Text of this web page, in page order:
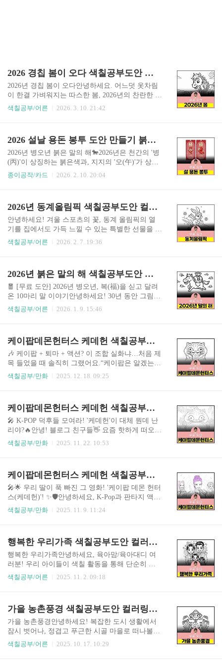
2026 경칩 봄이 오다 색칠공부도안 컬러링북 색칠하기 색칠공부 유아 어르신 노인 시니어 인지프로그램 치매예방 활동지 무
2026년 경칩 봄이 오다안녕하세요. 어느덧 옷차림
이 한결 가벼워지는 따스한 봄, 2026년의 찬란한 봄
이 찾아왔습니다.🌱 올해 2026년은 열정과 에너지
있고 따뜻한 색칠 도안을 준비해 보았습니다. 🖍️
차가운 땅을 뚫고 꼬물꼬물 기어 나오는 작은 벌레
들과 개굴개굴 봄을 알리는 개구리들의 소식은 언
제나 우리 마음을 기분 좋게 설레게 합니다. 🐸🐛
이번 도안은 남녀노소 누구나 편안하고 즐겁게 칠
생동감을 조용히 선물해 드리고, 우리 아이들에게
는 자연이 보여주..
색칠공부/어른 2026. 3. 10. 21:42
2026 설날 용돈 봉투 도안 만들기 붉은 말의 해 유아 어르신 노인 시니어 인지프로그램 치매예방 활동지 무료
2026년 병오년 붉은 말의 해🐎2026년은 천간의 '병
(丙)'이 상징하는 붉은색과, 지지의 '오(午)'가 상징
하는 말이 만나 '붉은 말의 해'가 됩니다.역사적으
되는데요. 정체된 기운을 시원하게 뚫고 달리는 말
처럼, 여러분의 꿈도 막힘없이 이루어지는 한 해가
되길 바랍니다.✨ 병오년 새해 인사말 & 덕담 30가
지1. 활기찬 도약을 응원하는 인사2026년 병오년,
붉은 말의 기운을 받아 목표를 향해 힘차게 질주하
정으로 어려움을 이겨내고 승승장구하는 한 해 되
세요...
종이공작/카드 2026. 2. 10. 20:04
2026년 동계올림픽 색칠공부도안 컬러링북 색칠하기 색칠공부 유아 어르신 노인 시니어 인지프로그램 치매예방 활동지
안녕하세요! 겨울 스포츠의 꽃, 동계 올림픽의 열
기를 집에서도 가득 느낄 수 있는 특별한 선물을 준
비했습니다. 바로 아이들의 상상력을 자극할 동계
피겨 스케이팅, 스피드 스케이팅, 쇼트트랙, 아이스
하키, 컬링이 있고, 하얀 눈 위를 가르는 스키, 스노
보드, 스키점프, 그리고 짜릿한 속도감을 즐기는 봅
슬레이와 루지 등 정말 다양한 종목들이 선수들의
열정으로 가득 채워진답니다. 이런 멋진 스포츠 종
끔하게 처리한 디즈니 스타일의 도안들을 만나보
세요!❄️ 숲속 마을 동계 ..
색칠공부/어른 2026. 2. 7. 19:36
2026년 붉은 말의 해 색칠공부도안 컬러링북 색칠하기 색칠공부 유아 어르신 노인 시니어 인지프로그램 치매예방 활동지
🧧 [무료 도안] 2026년 병오년, 복(福)을 싣고 달려
온 10마리 말 이야기안녕하세요! 30년 동안 그림으
로 마음을 전해온 색칠도안 디자이너입니다. 🎨유
기운은 뒷발로 뻥 차버리고, 씩씩한 생명력을 전해
주는 든든한 동물이었어요. 새해를 맞아 우리 어르
신들의 건강과 가정의 평안을 비는 마음으로, 우리
네 삶을 꼭 닮은 10마리의 '복(福)말' 친구들을 그려
왔습니다.🖌️ 도안에 담은 3가지 이야기1. 그 시절,
습니다.꽁꽁 언 논바닥 위 팽이치기 (..
색칠공부/어른 2026. 1. 9. 15:46
케이팝데몬헌터스 케데헌 색칠공부도안 컬러링북 색칠하기 색칠공부 유아 어르신 노인 시니어 인지프로그램 치매예방 활동지
🎶 케이팝 + 퇴마 + 액션? 이 조합 실화냐…처음 제
목 들었을 때 솔직히 그랬어요.“케이팝은 알겠는
데… 데몬헌터?” 🤔근데 이게요, 막상 뚜껑 열어보
타들이죠.그런데 무대 내려오면?👉 악마를 사냥하
는 비밀 요원들입니다.이 설정 하나로 이미 반은 먹
고 들어가요. 👿 세상을 위협하는 악마 vs 무대를
지키는 아이돌이 작품의 세계관이 꽤 흥미로워요.
사람들의 부정적인 감정과 혼란을 먹고 자라는 악
냐고요?바로 케이팝 아이돌입니다.케이팝데몬헌터
스 줄여서 케데헌이라고 합니다..
색칠공부/만화 2025. 12. 18. 09:25
케이팝데몬헌터스 케데헌 색칠공부도안 컬러링북 색칠하기 색칠공부 유아 어르신 노인 시니어 인지프로그램 치매예방 활동지
🎤 K-POP 덕후들 모여라! '케데헌'이 대체 뭔데 난
리야?🔥안녕! 블로그 친구들👋 요즘 핫하게 떠오르
는 이름, 다들 들어봤을 거야. 바로 '케데헌'!이게
파헤쳐 볼게! 💖 케더헌 색칠공부로 만나볼까요?🌟
K-POP 아이돌이 악마 사냥꾼이라고?!'케데헌'은 쉽
게 말해, K-POP 아이돌 그룹이 노래로 세상을 지키
는 악마 사냥꾼이라는 초특급 설정의 애니메이션
영화야! 😮🎬 장르: 뮤지컬, 액션, 판타지, 코미디!
정! (덕분에 OST도..
색칠공부/만화 2025. 11. 22. 10:53
케이팝데몬헌터스 케데헌 색칠공부도안 컬러링북 색칠하기 색칠공부 유아 어르신 노인 시니어 인지프로그램 치매예방 활동지
🎤🌟 우리 딸이 푹 빠진 그 영화! '케이팝 데몬 헌터
스(케데헌)'! ✨🛡️안녕하세요, K-Pop과 판타지 액션
을 사랑하는 여러분! 🎉 그리고 요즘 딸아이와 함
영화, 넷플릭스 애니메이션 영화 《케이팝 데몬 헌
터스(KPop Demon Hunters)》를 소개해 드릴게요!
이 영화는 줄여서 '케데헌'이라고 불리며 큰 사랑을
받고 있답니다.단순한 아이돌 영화가 아닙니다! 낮
에는 무대를 장악하는 슈퍼스타, 밤에는 세상을 구
트릭스(HUNTR/X)'《케이팝 데..
색칠공부/만화 2025. 11. 9. 11:24
행복한 우리가족 색칠공부도안 컬러링북 색칠하기 색칠공부 유아 어르신 노인 시니어 인지프로그램 치매예방 활동지
행복한 우리가족안녕하세요, 육아맘/육아대디 여
러분! 우리 아이들이 색칠 활동을 통해 단순히 소
근육만 발달시키는 것이 아니라, 세상을 보는 시야
존중하는 포용력을 키워줄 소중한 교육 자료가 될
거예요.🌍 10가지 도안으로 만나는 글로벌 가족 이
야기👨‍👩‍👧‍👦 한국 가족: 엄마, 아빠, 언니, 동생이
다 함께 김치를 담그는 즐거운 장면이에요. 우리나
라의 전통 식문화를 아이에게 설명해 줄 수 있는 따
색칠공부/어른 2025. 11. 2. 09:18
가을 농촌풍경 색칠공부도안 컬러링북 색칠하기 색칠공부 유아 어르신 노인 시니어 인지프로그램 치매예방 활동지 무료
가을 농촌풍경안녕하세요! 복잡한 도시 생활에서
잠시 벗어나, 정겹고 푸근한 시골 마을로 떠나볼까
요? 🌳오늘 소개해 드릴 컬러링북은 '한국 농촌 풍
색칠공부/어른 2025. 10. 17. 10:29